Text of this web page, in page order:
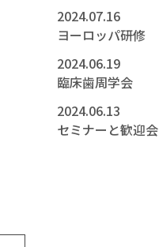
2024.07.16
ヨーロッパ研修
2024.06.19
臨床歯周学会
2024.06.13
セミナーと歓迎会